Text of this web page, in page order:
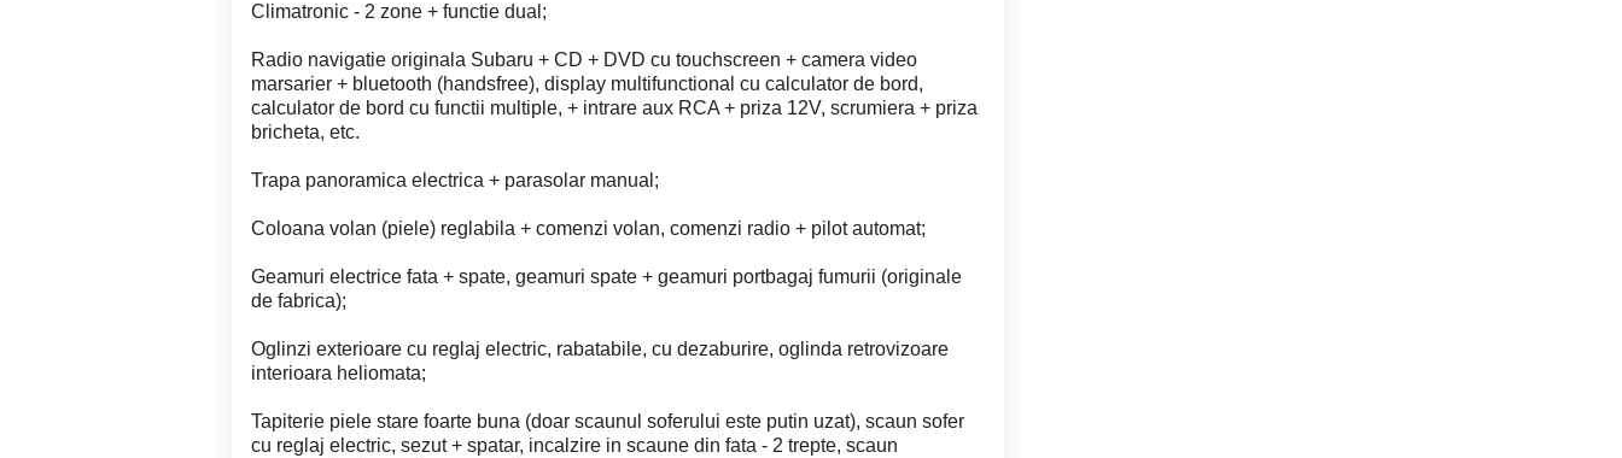
Climatronic - 2 zone + functie dual;
Radio navigatie originala Subaru + CD + DVD cu touchscreen + camera video
marsarier + bluetooth (handsfree), display multifunctional cu calculator de bord,
calculator de bord cu functii multiple, + intrare aux RCA + priza 12V, scrumiera + priza
bricheta, etc.
Trapa panoramica electrica + parasolar manual;
Coloana volan (piele) reglabila + comenzi volan, comenzi radio + pilot automat;
Geamuri electrice fata + spate, geamuri spate + geamuri portbagaj fumurii (originale
de fabrica);
Oglinzi exterioare cu reglaj electric, rabatabile, cu dezaburire, oglinda retrovizoare
interioara heliomata;
Tapiterie piele stare foarte buna (doar scaunul soferului este putin uzat), scaun sofer
cu reglaj electric, sezut + spatar, incalzire in scaune din fata - 2 trepte, scaun